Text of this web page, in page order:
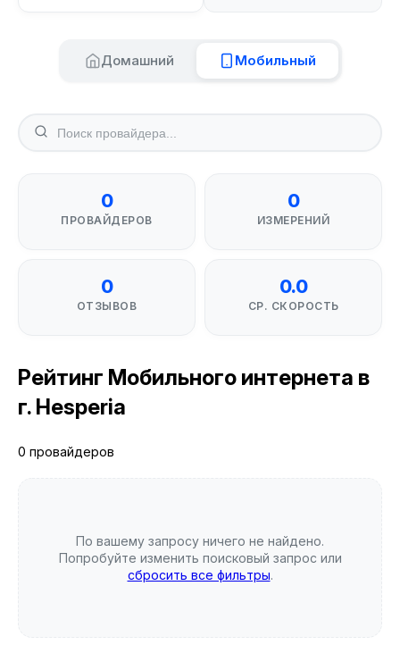
Домашний Мобильный
0
ПРОВАЙДЕРОВ
0
ИЗМЕРЕНИЙ
0
ОТЗЫВОВ
0.0
СР. СКОРОСТЬ
Рейтинг Мобильного интернета в
г. Hesperia
0 провайдеров
По вашему запросу ничего не найдено.
Попробуйте изменить поисковый запрос или
сбросить все фильтры.